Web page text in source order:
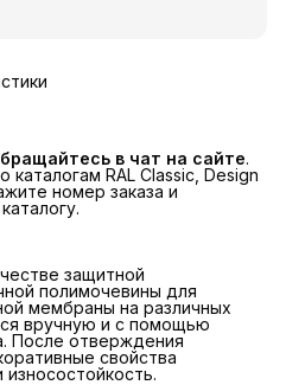
в чат на сайте.
RAL Classic, Design
номер заказа и
защитной
полимочевины для
мембраны на различных
вручную и с помощью
После отверждения
свойства